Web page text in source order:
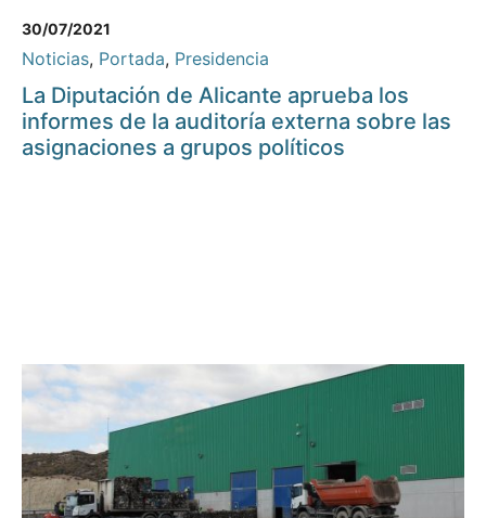
30/07/2021
Noticias, Portada, Presidencia
La Diputación de Alicante aprueba los
informes de la auditoría externa sobre las
asignaciones a grupos políticos